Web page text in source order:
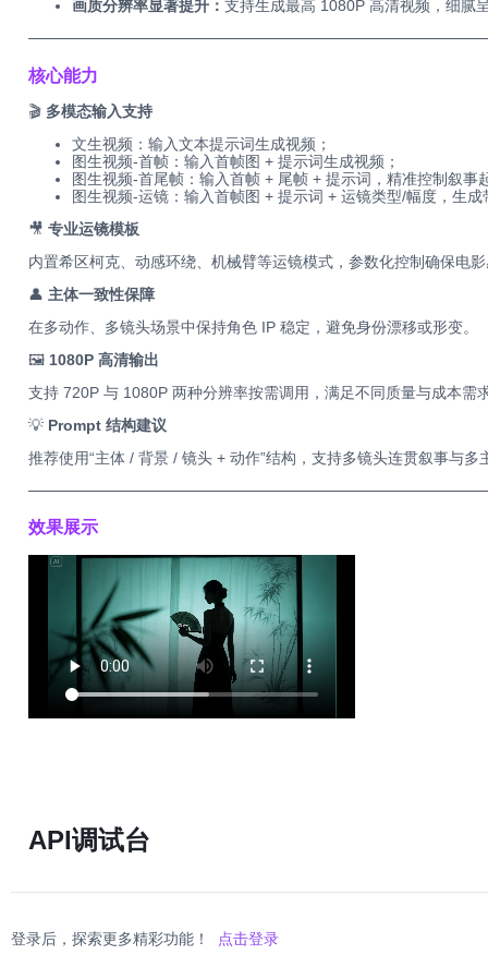
画质分辨率显著提升： 支持生成最高 1080P 高清视频，细腻
核心能力
🎬 多模态输入支持
文生视频：输入文本提示词生成视频；
图生视频-首帧：输入首帧图 + 提示词生成视频；
图生视频-首尾帧：输入首帧 + 尾帧 + 提示词，精准控制叙事
图生视频-运镜：输入首帧图 + 提示词 + 运镜类型/幅度，生
🎥 专业运镜模板
内置希区柯克、动感环绕、机械臂等运镜模式，参数化控制确保电
👤 主体一致性保障
在多动作、多镜头场景中保持角色 IP 稳定，避免身份漂移或形变。
🖼️ 1080P 高清输出
支持 720P 与 1080P 两种分辨率按需调用，满足不同质量与成本需
💡 Prompt 结构建议
推荐使用“主体 / 背景 / 镜头 + 动作”结构，支持多镜头连贯叙事与多
效果展示
API调试台
登录后，探索更多精彩功能！ 点击登录